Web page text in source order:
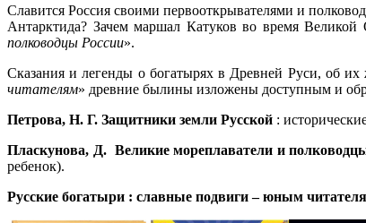
Славится Россия своими первооткрывателями и
Антарктида? Зачем маршал Катуков во время
полководцы России».
Сказания и легенды о богатырях в Древней Руси, об
читателям» древние былины изложены доступным и
Петрова, Н. Г. Защитники земли Русской :
Пласкунова, Д. Великие мореплаватели и
ребенок).
Русские богатыри : славные подвиги – юным